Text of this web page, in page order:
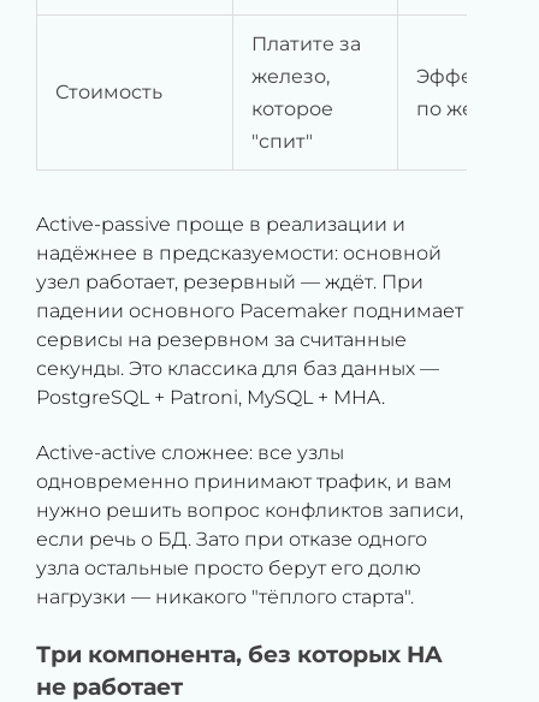
Стоимость
Платите за
железо,
которое
"спит"
по железу
Active-passive проще в реализации и
надёжнее в предсказуемости: основной
узел работает, резервный — ждёт. При
падении основного Pacemaker поднимает
сервисы на резервном за считанные
секунды. Это классика для баз данных —
PostgreSQL + Patroni, MySQL + MHA.
Active-active сложнее: все узлы
одновременно принимают трафик, и вам
нужно решить вопрос конфликтов записи,
если речь о БД. Зато при отказе одного
узла остальные просто берут его долю
нагрузки — никакого "тёплого старта".
Три компонента, без которых HA
не работает